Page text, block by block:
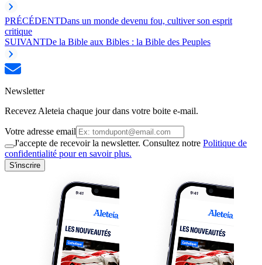
PRÉCÉDENTDans un monde devenu fou, cultiver son esprit
critique
SUIVANTDe la Bible aux Bibles : la Bible des Peuples
Newsletter
Recevez Aleteia chaque jour dans votre boite e-mail.
Votre adresse email
J'accepte de recevoir la newsletter. Consultez notre Politique de
confidentialité pour en savoir plus.
S'inscrire